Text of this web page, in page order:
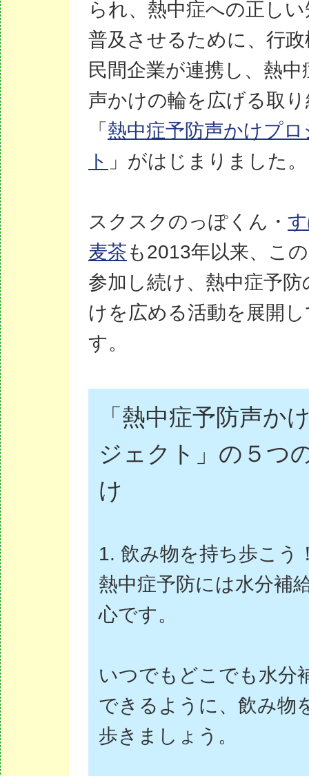
られ、熱中症への正し
普及させるために、行
民間企業が連携し、熱中
声かけの輪を広げる取
「 熱中症予防声かけプ
ト 」がはじまりました。
スクスクのっぽくん・
麦茶も2013年以来、こ
参加し続け、熱中症予防
けを広める活動を展開
す。
「熱中症予防声か
ジェクト」の５つ
け
1. 飲み物を持ち歩こう
熱中症予防には水分補
心です。
いつでもどこでも水分
できるように、飲み物
歩きましょう。